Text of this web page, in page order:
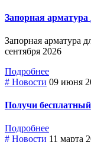
Запорная
Запорная арматура
сентября 2026
Подробнее
# Новости 09 июня
Получи бесплатный
Подробнее
# Новости 11 марта